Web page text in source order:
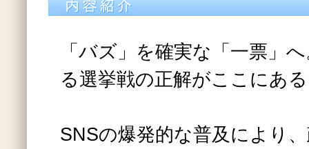
「バズ」を確実な「一票」
る選挙戦の正解がここにあ
SNSの爆発的な普及により